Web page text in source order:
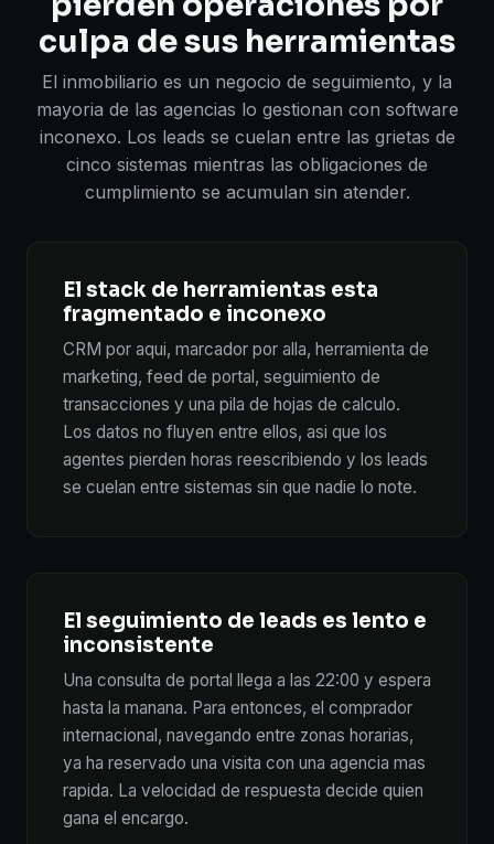
culpa de sus herramientas
El inmobiliario es un negocio de seguimiento, y la
mayoria de las agencias lo gestionan con software
inconexo. Los leads se cuelan entre las grietas de
cinco sistemas mientras las obligaciones de
cumplimiento se acumulan sin atender.
El stack de herramientas esta
fragmentado e inconexo
CRM por aqui, marcador por alla, herramienta de
marketing, feed de portal, seguimiento de
transacciones y una pila de hojas de calculo.
Los datos no fluyen entre ellos, asi que los
agentes pierden horas reescribiendo y los leads
se cuelan entre sistemas sin que nadie lo note.
El seguimiento de leads es lento e
inconsistente
Una consulta de portal llega a las 22:00 y espera
hasta la manana. Para entonces, el comprador
internacional, navegando entre zonas horarias,
ya ha reservado una visita con una agencia mas
rapida. La velocidad de respuesta decide quien
gana el encargo.